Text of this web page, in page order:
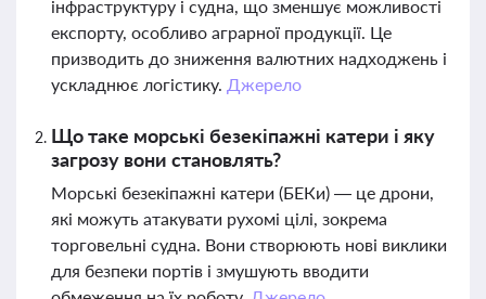
інфраструктуру і судна, що зменшує можливості
експорту, особливо аграрної продукції. Це
призводить до зниження валютних надходжень і
ускладнює логістику. Джерело
Що таке морські безекіпажні катери і яку
загрозу вони становлять?
Морські безекіпажні катери (БЕКи) — це дрони,
які можуть атакувати рухомі цілі, зокрема
торговельні судна. Вони створюють нові виклики
для безпеки портів і змушують вводити